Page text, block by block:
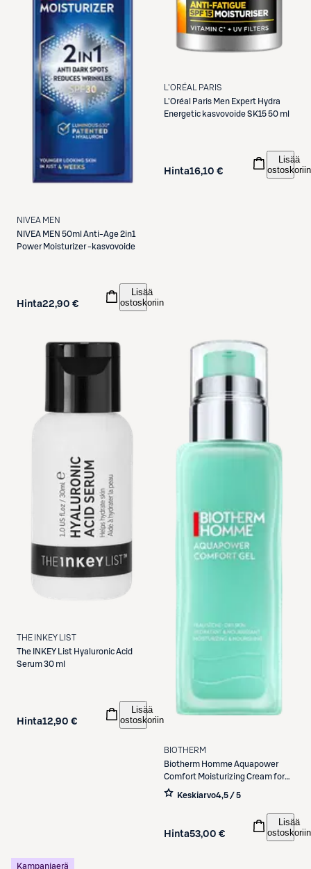
NIVEA MEN
NIVEA MEN 50ml Anti-Age 2in1
Power Moisturizer -kasvovoide
Hinta22,90 €
Lisää
ostoskoriin
L'ORÉAL PARIS
L'Oréal Paris Men Expert Hydra
Energetic kasvovoide SK15 50 ml
Hinta16,10 €
Lisää
ostoskoriin
THE INKEY LIST
The INKEY List Hyaluronic Acid
Serum 30 ml
Hinta12,90 €
Lisää
ostoskoriin
BIOTHERM
Biotherm Homme Aquapower
Comfort Moisturizing Cream for
Dry Skin kasvovoide 75 ml
Keskiarvo4,5 / 5
Hinta53,00 €
Lisää
ostoskoriin
Kampanjaerä